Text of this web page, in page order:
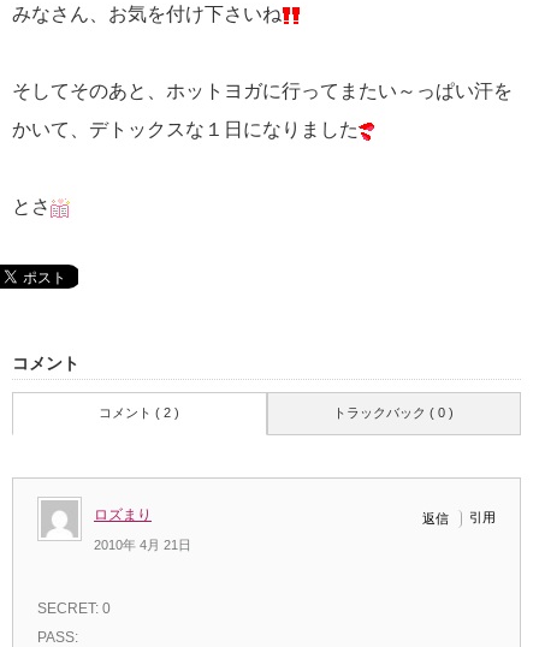
みなさん、お気を付け下さいね
そしてそのあと、ホットヨガに行ってまたい～っぱい汗を
かいて、デトックスな１日になりました
とさ
コメント
コメント ( 2 ) トラックバック ( 0 )
ロズまり
2010年 4月 21日
返信 引用
SECRET: 0
PASS: